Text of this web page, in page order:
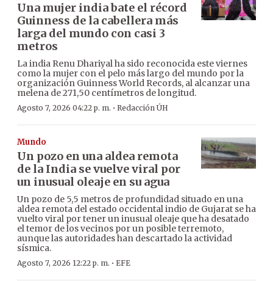
Una mujer india bate el récord
Guinness de la cabellera más
larga del mundo con casi 3
metros
La india Renu Dhariyal ha sido reconocida este viernes
como la mujer con el pelo más largo del mundo por la
organización Guinness World Records, al alcanzar una
melena de 271,50 centímetros de longitud.
Agosto 7, 2026 04:22 p. m. · Redacción ÚH
Mundo
Un pozo en una aldea remota
de la India se vuelve viral por
un inusual oleaje en su agua
Un pozo de 5,5 metros de profundidad situado en una
aldea remota del estado occidental indio de Gujarat se ha
vuelto viral por tener un inusual oleaje que ha desatado
el temor de los vecinos por un posible terremoto,
aunque las autoridades han descartado la actividad
sísmica.
Agosto 7, 2026 12:22 p. m. · EFE